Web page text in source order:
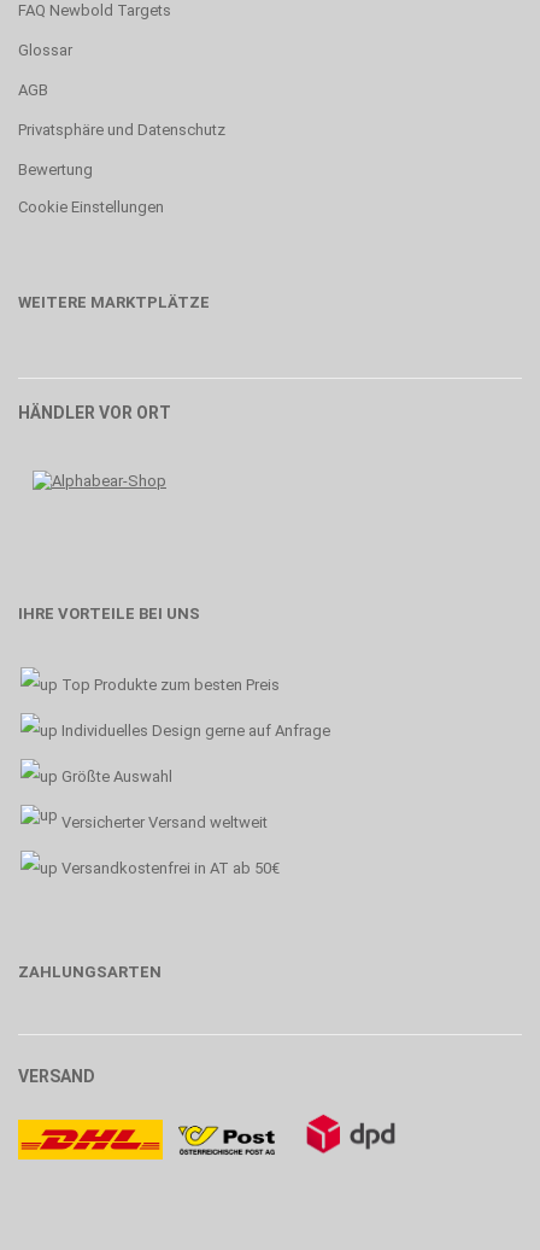
FAQ Newbold Targets
Glossar
AGB
Privatsphäre und Datenschutz
Bewertung
Cookie Einstellungen
WEITERE MARKTPLÄTZE
HÄNDLER VOR ORT
IHRE VORTEILE BEI UNS
Top Produkte zum besten Preis
Individuelles Design gerne auf Anfrage
Größte Auswahl
Versicherter Versand weltweit
Versandkostenfrei in AT ab 50€
ZAHLUNGSARTEN
VERSAND